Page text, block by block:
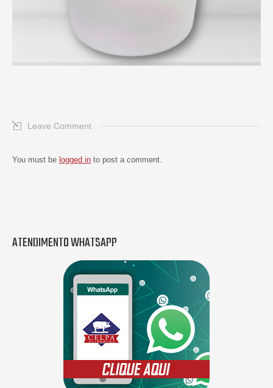
Leave Comment
You must be logged in to post a comment.
ATENDIMENTO WHATSAPP